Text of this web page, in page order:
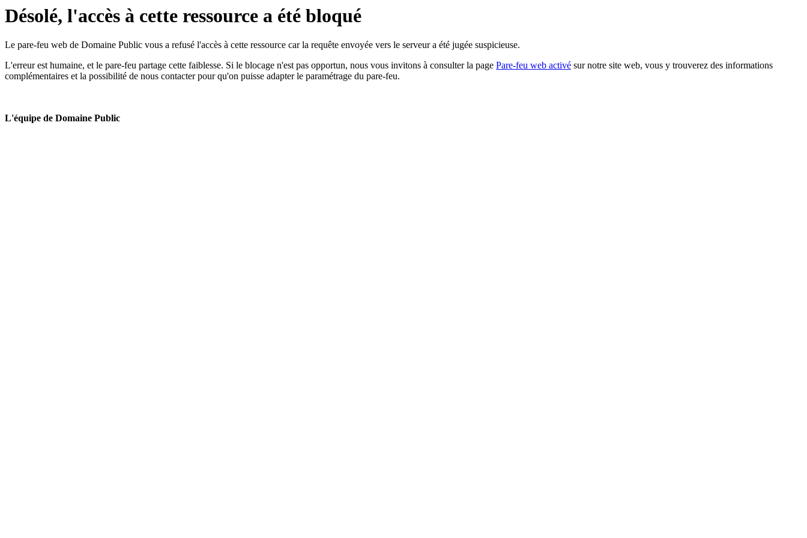
Désolé, l'accès à cette ressource a été bloqué
Le pare-feu web de Domaine Public vous a refusé l'accès à cette ressource car la requête envoyée vers le serveur a été jugée suspicieuse.
L'erreur est humaine, et le pare-feu partage cette faiblesse. Si le blocage n'est pas opportun, nous vous invitons à consulter la page Pare-feu web activé sur notre site web, vous y trouverez des informations
complémentaires et la possibilité de nous contacter pour qu'on puisse adapter le paramétrage du pare-feu.
L'équipe de Domaine Public